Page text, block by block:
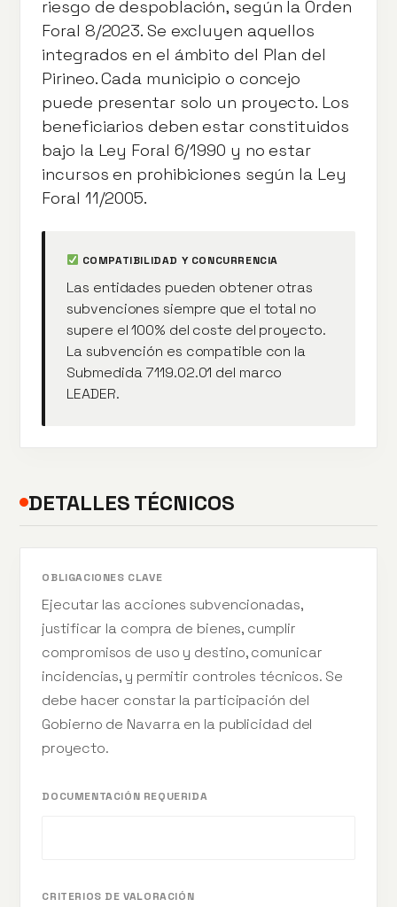
riesgo de despoblación, según la Orden
Foral 8/2023. Se excluyen aquellos
integrados en el ámbito del Plan del
Pirineo. Cada municipio o concejo
puede presentar solo un proyecto. Los
beneficiarios deben estar constituidos
bajo la Ley Foral 6/1990 y no estar
incursos en prohibiciones según la Ley
Foral 11/2005.
COMPATIBILIDAD Y CONCURRENCIA
Las entidades pueden obtener otras
subvenciones siempre que el total no
supere el 100% del coste del proyecto.
La subvención es compatible con la
Submedida 7119.02.01 del marco
LEADER.
DETALLES TÉCNICOS
OBLIGACIONES CLAVE
Ejecutar las acciones subvencionadas,
justificar la compra de bienes, cumplir
compromisos de uso y destino, comunicar
incidencias, y permitir controles técnicos. Se
debe hacer constar la participación del
Gobierno de Navarra en la publicidad del
proyecto.
DOCUMENTACIÓN REQUERIDA
CRITERIOS DE VALORACIÓN